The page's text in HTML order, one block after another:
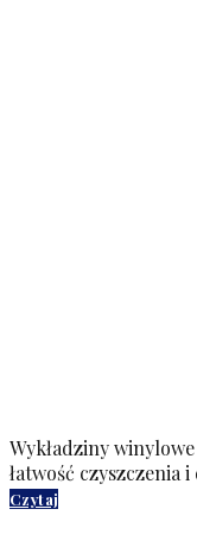
Wykładziny
łatwość czyszczenia
Czytaj